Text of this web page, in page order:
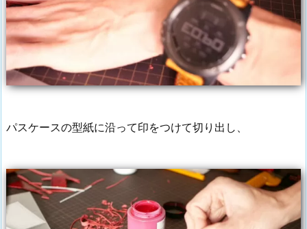
パスケースの型紙に沿って印をつけて切り出し、